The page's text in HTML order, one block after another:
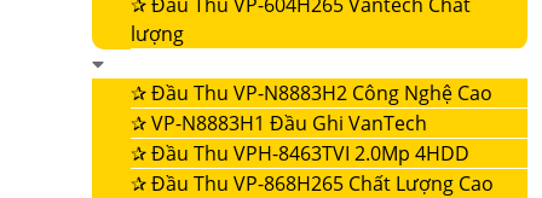
lượng
✰Đầu Thu VP-N8883H2 Công Nghệ Cao
✰VP-N8883H1 Đầu Ghi VanTech
✰Đầu Thu VPH-8463TVI 2.0Mp 4HDD
✰Đầu Thu VP-868H265 Chất Lượng Cao